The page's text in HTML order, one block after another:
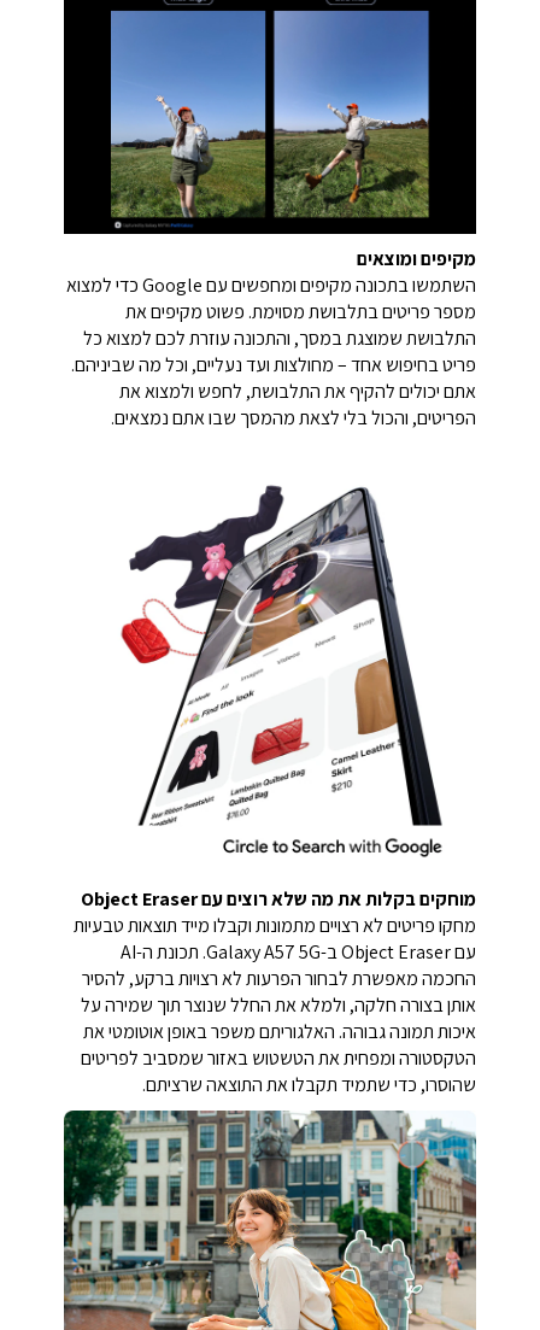
מקיפים ומוצאים
השתמשו בתכונה מקיפים ומחפשים עם Google כדי למצוא
מספר פריטים בתלבושת מסוימת. פשוט מקיפים את
התלבושת שמוצגת במסך, והתכונה עוזרת לכם למצוא כל
פריט בחיפוש אחד – מחולצות ועד נעליים, וכל מה שביניהם.
אתם יכולים להקיף את התלבושת, לחפש ולמצוא את
הפריטים, והכול בלי לצאת מהמסך שבו אתם נמצאים.
מוחקים בקלות את מה שלא רוצים עם Object Eraser
מחקו פריטים לא רצויים מתמונות וקבלו מייד תוצאות טבעיות
עם Object Eraser ב-Galaxy A57 5G. תכונת ה-AI
החכמה מאפשרת לבחור הפרעות לא רצויות ברקע, להסיר
אותן בצורה חלקה, ולמלא את החלל שנוצר תוך שמירה על
איכות תמונה גבוהה. האלגוריתם משפר באופן אוטומטי את
הטקסטורה ומפחית את הטשטוש באזור שמסביב לפריטים
שהוסרו, כדי שתמיד תקבלו את התוצאה שרציתם.